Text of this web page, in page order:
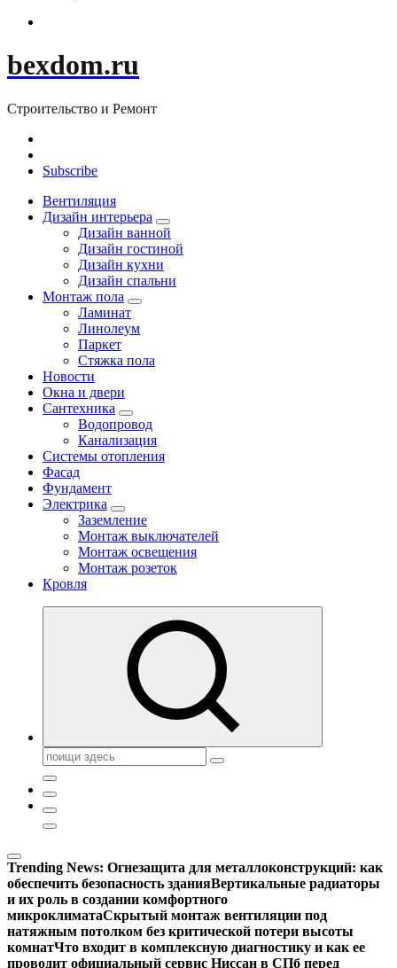
bexdom.ru
Строительство и Ремонт
Subscribe
Вентиляция
Дизайн интерьера
Дизайн ванной
Дизайн гостиной
Дизайн кухни
Дизайн спальни
Монтаж пола
Ламинат
Линолеум
Паркет
Стяжка пола
Новости
Окна и двери
Сантехника
Водопровод
Канализация
Системы отопления
Фасад
Фундамент
Электрика
Заземление
Монтаж выключателей
Монтаж освещения
Монтаж розеток
Кровля
Поиск:
Trending News: Огнезащита для металлоконструкций: как
обеспечить безопасность зданияВертикальные радиаторы
и их роль в создании комфортного
микроклиматаСкрытый монтаж вентиляции под
натяжным потолком без критической потери высоты
комнатЧто входит в комплексную диагностику и как ее
проводит официальный сервис Ниссан в СПб перед